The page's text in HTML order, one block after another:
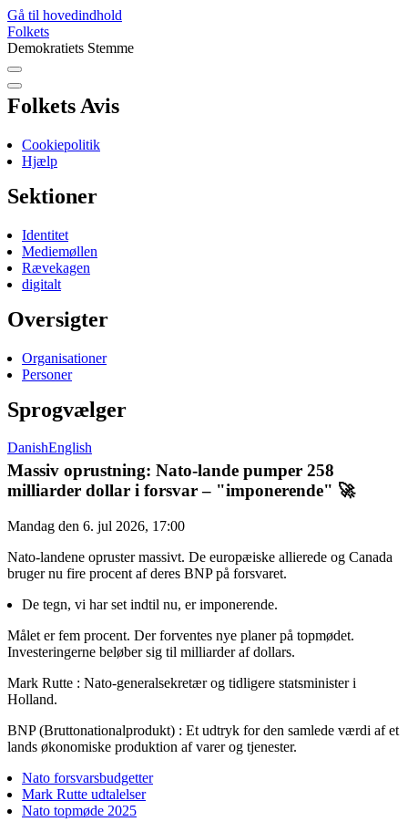
Gå til hovedindhold
Folkets
Demokratiets Stemme
Folkets Avis
Cookiepolitik
Hjælp
Sektioner
Identitet
Mediemøllen
Rævekagen
digitalt
Oversigter
Organisationer
Personer
Sprogvælger
DanishEnglish
Massiv oprustning: Nato-lande pumper 258
milliarder dollar i forsvar – "imponerende" 🚀
Mandag den 6. jul 2026, 17:00
Nato-landene opruster massivt. De europæiske allierede og Canada
bruger nu fire procent af deres BNP på forsvaret.
De tegn, vi har set indtil nu, er imponerende.
Målet er fem procent. Der forventes nye planer på topmødet.
Investeringerne beløber sig til milliarder af dollars.
Mark Rutte : Nato-generalsekretær og tidligere statsminister i
Holland.
BNP (Bruttonationalprodukt) : Et udtryk for den samlede værdi af et
lands økonomiske produktion af varer og tjenester.
Nato forsvarsbudgetter
Mark Rutte udtalelser
Nato topmøde 2025